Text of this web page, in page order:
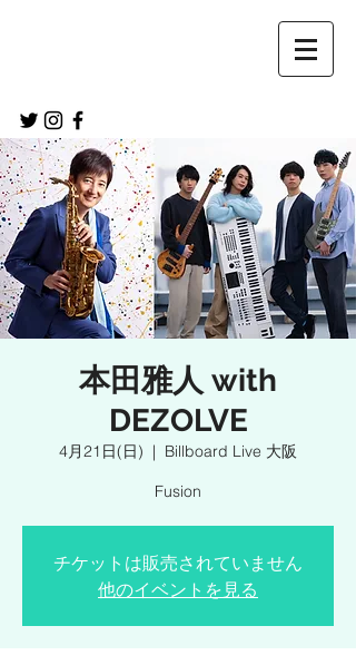
本田雅人 with
DEZOLVE
4月21日(日)
  |
Billboard Live 大阪
Fusion
チケットは販売されていません
他のイベントを見る